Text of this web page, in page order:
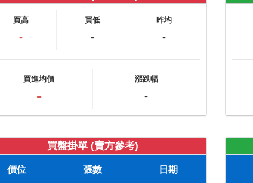
買高
-
買低
-
昨均
-
買進均價
-
漲跌幅
-
買盤掛單 (賣方參考)
價位 張數 日期